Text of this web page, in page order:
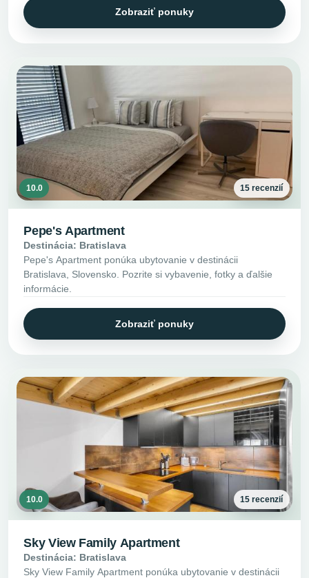
Zobraziť ponuky
10.0 15 recenzií
Pepe's Apartment
Destinácia: Bratislava
Pepe's Apartment ponúka ubytovanie v destinácii
Bratislava, Slovensko. Pozrite si vybavenie, fotky a ďalšie
informácie.
Zobraziť ponuky
10.0 15 recenzií
Sky View Family Apartment
Destinácia: Bratislava
Sky View Family Apartment ponúka ubytovanie v destinácii